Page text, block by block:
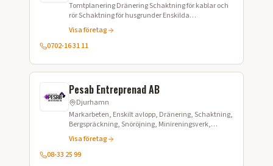
Tomtplanering Dränering Schaktning för kablar och
rör Schaktning för husgrunder Enskilda
avloppsanläggningar Asfaltsskärning Dikesrensning
Snöröjning/plogning och sandning Grävning för
fjärrvärme Transport av grus och material
Visa företag
0702-16 31 11
Pesab Entreprenad AB
Djurhamn
Markarbeten, Enskilt avlopp, Dränering, Schaktning,
Bergspräckning, Snöröjning, Minireningsverk,
Grundläggning, Stenläggning, Plattsättning,
Asfaltering, Snöröjning
Visa företag
08-33 25 99